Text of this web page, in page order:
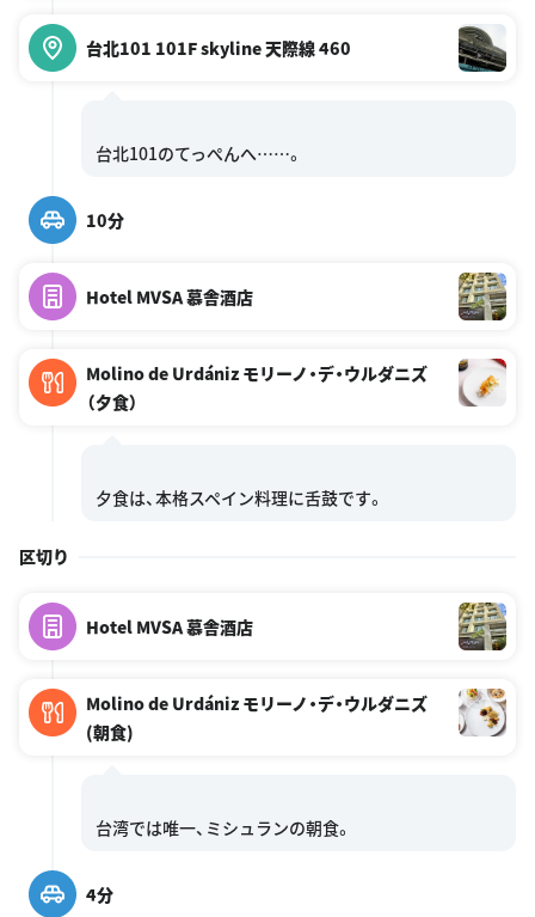
台北101 101F skyline 天際線 460
10分
Hotel MVSA 慕舎酒店
Molino de Urdániz モリーノ・デ・ウルダニズ
（夕食）
区切り
Hotel MVSA 慕舎酒店
Molino de Urdániz モリーノ・デ・ウルダニズ
(朝食)
4分